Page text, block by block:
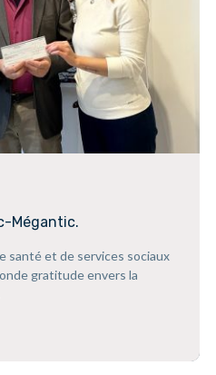
Mégantic.
santé et de services sociaux
gratitude envers la